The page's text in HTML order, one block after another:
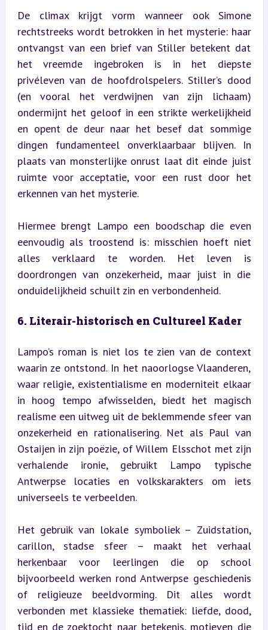
De climax krijgt vorm wanneer ook Simone
rechtstreeks wordt betrokken in het mysterie: haar
ontvangst van een brief van Stiller betekent dat
het vreemde ingebroken is in het diepste
privéleven van de hoofdrolspelers. Stiller’s dood
(en vooral het verdwijnen van zijn lichaam)
ondermijnt het geloof in een strikte werkelijkheid
en opent de deur naar het besef dat sommige
dingen fundamenteel onverklaarbaar blijven. In
plaats van monsterlijke onrust laat dit einde juist
ruimte voor acceptatie, voor een rust door het
erkennen van het mysterie.
Hiermee brengt Lampo een boodschap die even
eenvoudig als troostend is: misschien hoeft niet
alles verklaard te worden. Het leven is
doordrongen van onzekerheid, maar juist in die
onduidelijkheid schuilt zin en verbondenheid.
6. Literair-historisch en Cultureel Kader
Lampo’s roman is niet los te zien van de context
waarin ze ontstond. In het naoorlogse Vlaanderen,
waar religie, existentialisme en moderniteit elkaar
in hoog tempo afwisselden, biedt het magisch
realisme een uitweg uit de beklemmende sfeer van
onzekerheid en rationalisering. Net als Paul van
Ostaijen in zijn poëzie, of Willem Elsschot met zijn
verhalende ironie, gebruikt Lampo typische
Antwerpse locaties en volkskarakters om iets
universeels te verbeelden.
Het gebruik van lokale symboliek – Zuidstation,
carillon, stadse sfeer – maakt het verhaal
herkenbaar voor leerlingen die op school
bijvoorbeeld werken rond Antwerpse geschiedenis
of religieuze beeldvorming. Dit alles wordt
verbonden met klassieke thematiek: liefde, dood,
tijd en de zoektocht naar betekenis, motieven die